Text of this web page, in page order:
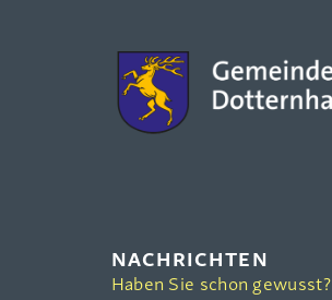
NACHRICHTEN
Haben Sie schon gewusst?